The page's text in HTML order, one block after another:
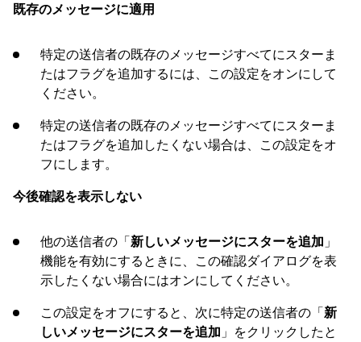
既存のメッセージに適用
特定の送信者の既存のメッセージすべてにスターま
たはフラグを追加するには、この設定をオンにして
ください。
特定の送信者の既存のメッセージすべてにスターま
たはフラグを追加したくない場合は、この設定をオ
フにします。
今後確認を表示しない
他の送信者の「新しいメッセージにスターを追加 」
機能を有効にするときに、この確認ダイアログを表
示したくない場合にはオンにしてください。
この設定をオフにすると、次に特定の送信者の「新
しいメッセージにスターを追加 」をクリックしたと